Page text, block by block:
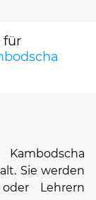
für
Sie werden
Lehrern